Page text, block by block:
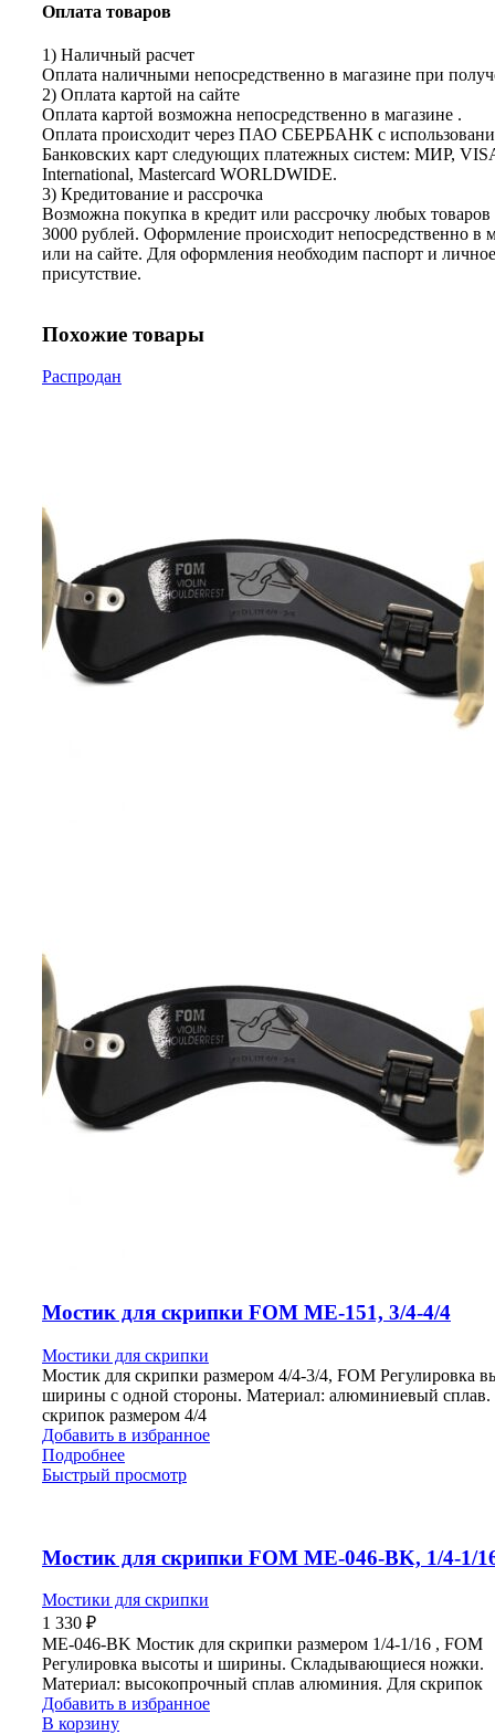
Оплата товаров
1) Наличный расчет
Оплата наличными непосредственно в магазине при
2) Оплата картой на сайте
Оплата картой возможна непосредственно в магазине .
Оплата происходит через ПАО СБЕРБАНК с
Банковских карт следующих платежных систем: МИР,
International, Mastercard WORLDWIDE.
3) Кредитование и рассрочка
Возможна покупка в кредит или рассрочку любых
3000 рублей. Оформление происходит непосредственно в
или на сайте. Для оформления необходим паспорт и личное
присутствие.
Похожие товары
Распродан
Мостик для скрипки FOM ME-151, 3/4-4/4
Мостики для скрипки
Мостик для скрипки размером 4/4-3/4, FOM Регулировка
ширины с одной стороны. Материал: алюминиевый сплав.
скрипок размером 4/4
Добавить в избранное
Подробнее
Быстрый просмотр
Мостик для скрипки FOM ME-046-BK, 1/4-1/
Мостики для скрипки
1 330 ₽
ME-046-BK Мостик для скрипки размером 1/4-1/16 , FOM
Регулировка высоты и ширины. Складывающиеся ножки.
Материал: высокопрочный сплав алюминия. Для скрипок
Добавить в избранное
В корзину